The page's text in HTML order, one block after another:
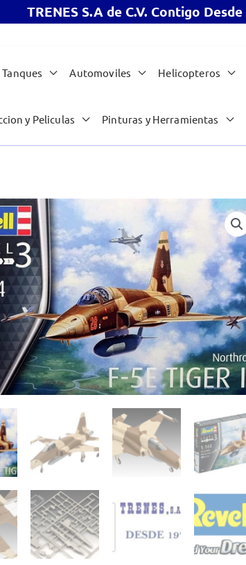
TRENES S.A de C.V. Contigo
Tanques Automoviles Helicopteros
y Peliculas Pinturas y Herramientas